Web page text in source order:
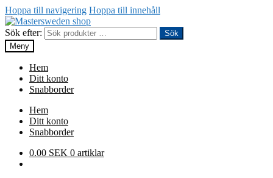
Hoppa till navigering Hoppa till innehåll
Sök efter:
Sök
Meny
Hem
Ditt konto
Snabborder
Hem
Ditt konto
Snabborder
0.00 SEK 0 artiklar